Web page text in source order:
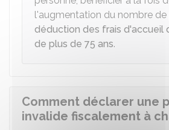
l'augmentation du nombre
déduction des frais d'accueil
de plus de 75 ans.
Comment déclarer une
invalide fiscalement à